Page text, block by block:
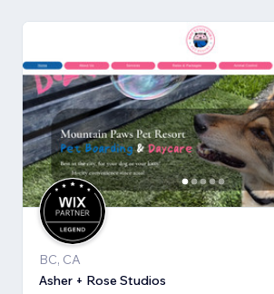
BC, CA
Asher + Rose Studios